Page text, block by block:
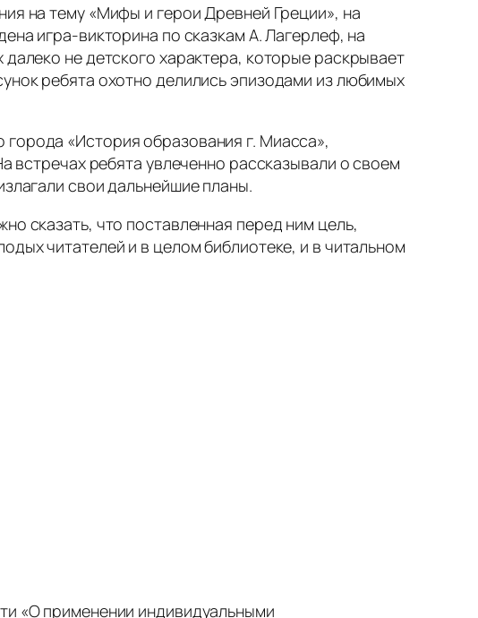
на тему «Мифы и герои Древней Греции», на
игра-викторина по сказкам А. Лагерлеф, на
не детского характера, которые раскрывает
ребята охотно делились эпизодами из любимых
«История образования г. Миасса»,
встречах ребята увлеченно рассказывали о своем
свои дальнейшие планы.
сказать, что поставленная перед ним цель,
читателей и в целом библиотеке, и в читальном
«О применении индивидуальными